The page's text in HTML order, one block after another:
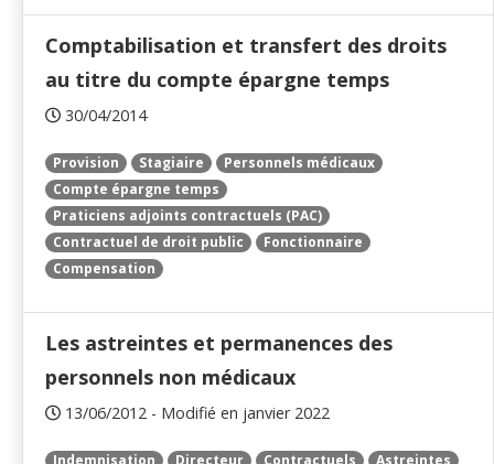
Comptabilisation et transfert des droits
au titre du compte épargne temps
30/04/2014
Provision Stagiaire
Personnels médicaux
Compte épargne temps
Praticiens adjoints contractuels (PAC)
Contractuel de droit public
Fonctionnaire
Compensation
Les astreintes et permanences des
personnels non médicaux
13/06/2012 - Modifié en janvier 2022